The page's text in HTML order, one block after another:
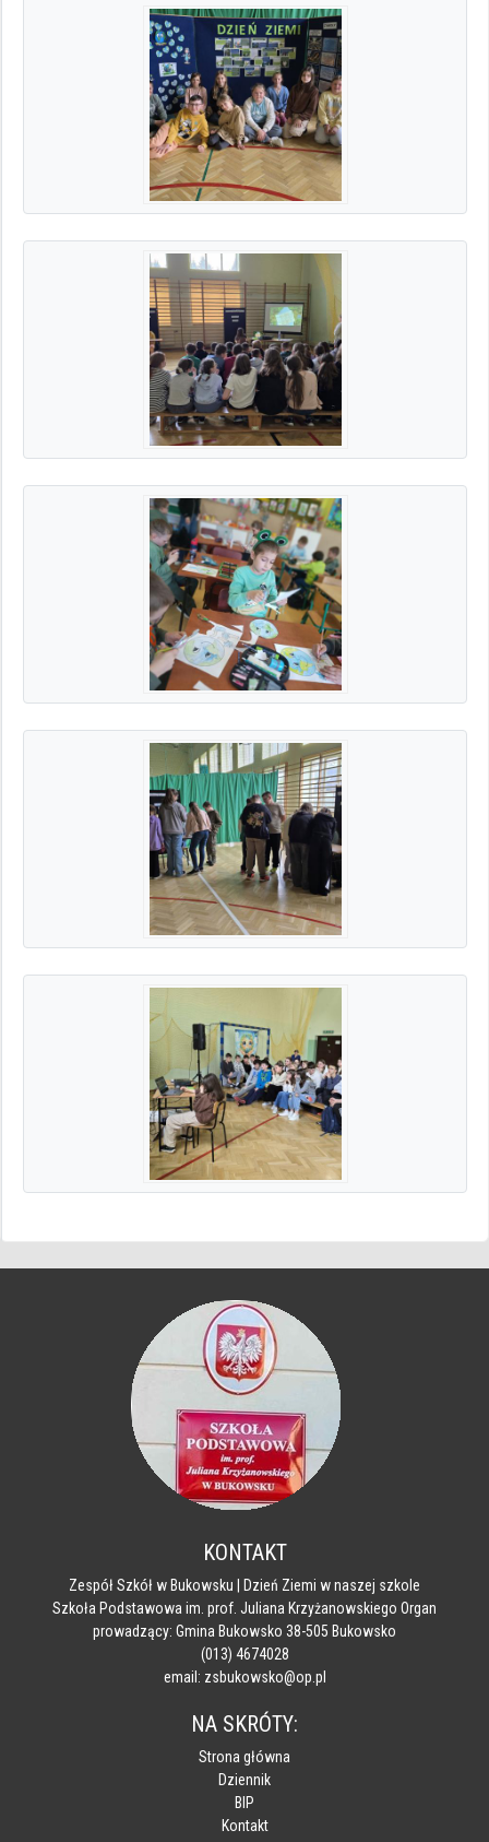
KONTAKT
Zespół Szkół w Bukowsku | Dzień Ziemi w naszej szkole
Szkoła Podstawowa im. prof. Juliana Krzyżanowskiego Organ
prowadzący: Gmina Bukowsko 38-505 Bukowsko
(013) 4674028
email: zsbukowsko@op.pl
NA SKRÓTY:
Strona główna
Dziennik
BIP
Kontakt